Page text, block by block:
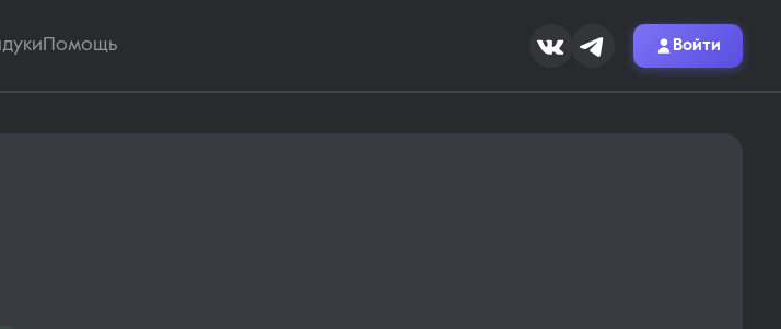
Помощь Войти